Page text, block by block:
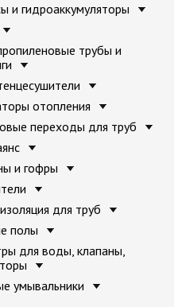
и гидроаккумуляторы
трубы и
отопления
переходы для труб
и гофры
для труб
полы
для воды, клапаны,
умывальники